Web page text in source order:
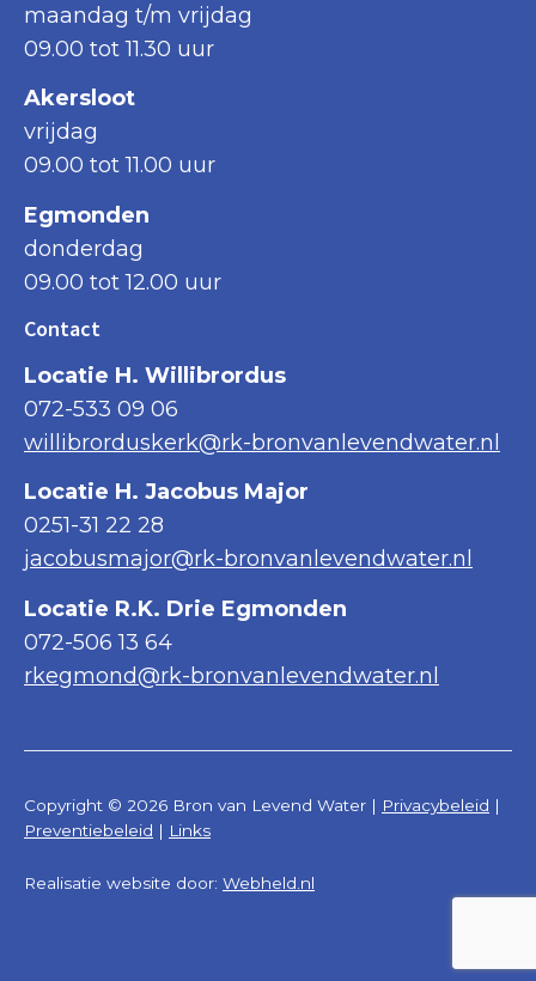
maandag t/m vrijdag
09.00 tot 11.30 uur
Akersloot
vrijdag
09.00 tot 11.00 uur
Egmonden
donderdag
09.00 tot 12.00 uur
Contact
Locatie H. Willibrordus
072-533 09 06
willibrorduskerk@rk-bronvanlevendwater.nl
Locatie H. Jacobus Major
0251-31 22 28
jacobusmajor@rk-bronvanlevendwater.nl
Locatie R.K. Drie Egmonden
072-506 13 64
rkegmond@rk-bronvanlevendwater.nl
Copyright © 2026 Bron van Levend Water | Privacybeleid |
Preventiebeleid | Links
Realisatie website door: Webheld.nl